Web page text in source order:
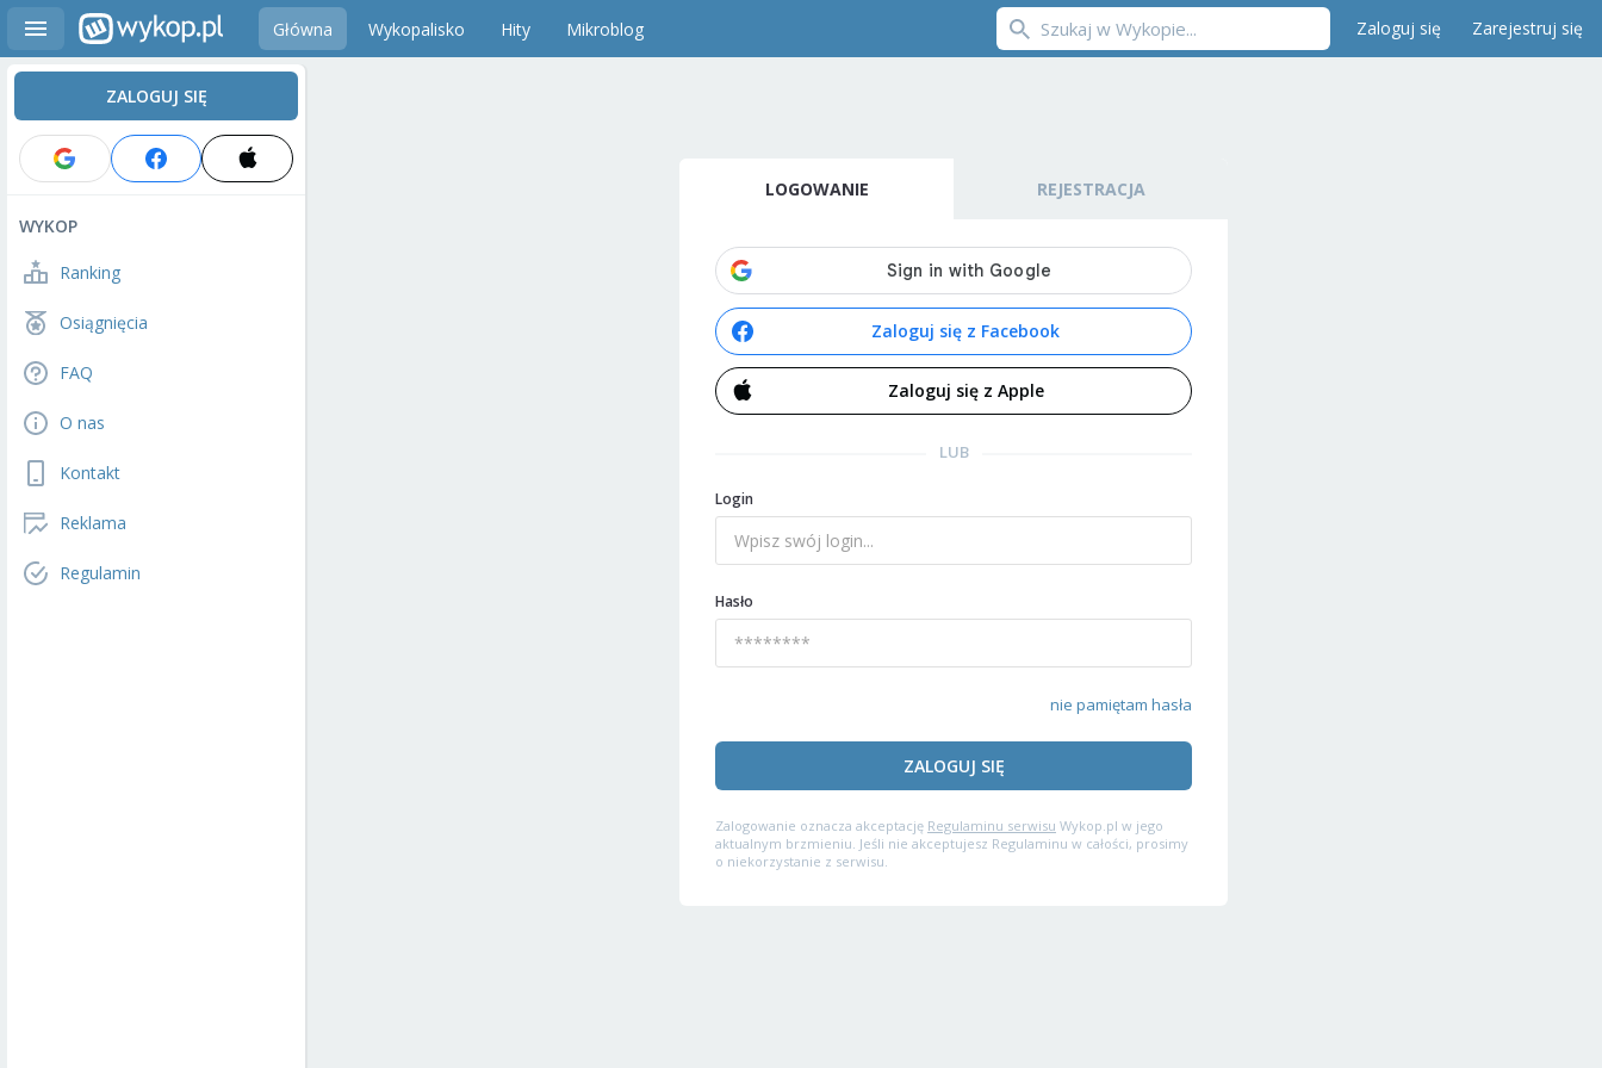
Główna Wykopalisko Hity Mikroblog Zaloguj się Zarejestruj się
ZALOGUJ SIĘ
WYKOP
Ranking
Osiągnięcia
FAQ
O nas
Kontakt
Reklama
Regulamin
LOGOWANIE REJESTRACJA
Zaloguj się z Facebook
Zaloguj się z Apple
LUB
Login
Hasło
nie pamiętam hasła
ZALOGUJ SIĘ
Zalogowanie oznacza akceptację Regulaminu serwisu Wykop.pl w jego
aktualnym brzmieniu. Jeśli nie akceptujesz Regulaminu w całości, prosimy
o niekorzystanie z serwisu.